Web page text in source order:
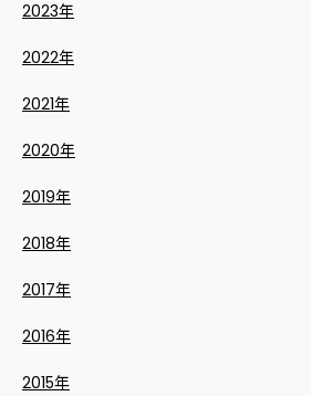
2023年
2022年
2021年
2020年
2019年
2018年
2017年
2016年
2015年